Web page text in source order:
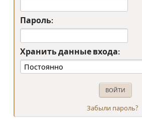
Пароль:
Хранить данные входа:
Забыли пароль?